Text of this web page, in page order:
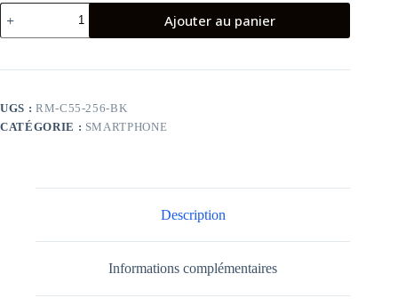
quantité
de
SMARTPHONE
C55
Ajouter au panier
UGS : RM-C55-256-BK
CATÉGORIE : SMARTPHONE
Description
Informations complémentaires